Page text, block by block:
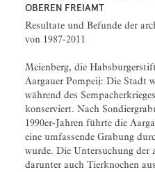
OBEREN FREIAMT
Resultate und Befunde der
von 1987-2011
Meienberg, die
Aargauer Pompeij: Die Stadt
während des
konserviert. Nach
1990er-Jahren führte die
eine umfassende Grabung
wurde. Die Untersuchung der
darunter auch Tierknochen